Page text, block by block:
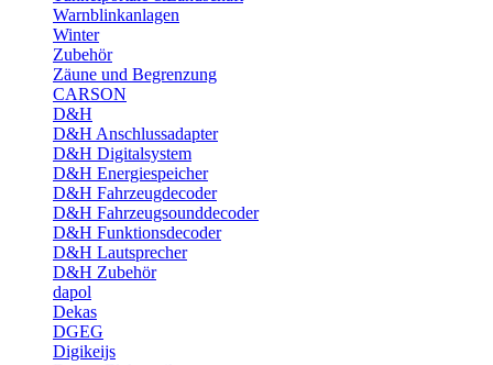
Warnblinkanlagen
Winter
Zubehör
Zäune und Begrenzung
CARSON
D&H
D&H Anschlussadapter
D&H Digitalsystem
D&H Energiespeicher
D&H Fahrzeugdecoder
D&H Fahrzeugsounddecoder
D&H Funktionsdecoder
D&H Lautsprecher
D&H Zubehör
dapol
Dekas
DGEG
Digikeijs